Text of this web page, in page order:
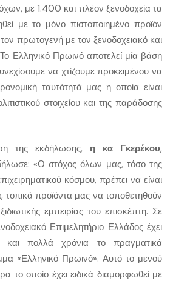
με 1.400 και πλέον ξενοδοχεία τα
με το μόνο πιστοποιημένο προϊόν
πρωτογενή με τον ξενοδοχειακό και
Ελληνικό Πρωινό αποτελεί μία βάση
να χτίζουμε προκειμένου να
ταυτότητά μας η οποία είναι
στοιχείου και της παράδοσης
της εκδήλωσης, η κα Γκερέκου,
«Ο στόχος όλων μας, τόσο της
κόσμου, πρέπει να είναι
τοπικά προϊόντα μας να τοποθετηθούν
εμπειρίας του επισκέπτη. Σε
Επιμελητήριο Ελλάδος έχει
και πολλά χρόνια το πραγματικά
«Ελληνικό Πρωινό». Αυτό το μενού
το οποίο έχει ειδικά διαμορφωθεί με